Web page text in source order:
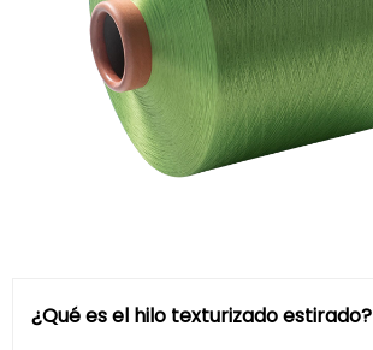
¿Qué es el hilo texturizado estirado?